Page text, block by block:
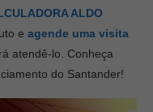
ALDO
e agende uma visita
atendê-lo. Conheça
do Santander!